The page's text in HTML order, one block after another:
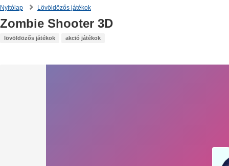
Nyitólap Lövöldözős játékok
Zombie Shooter 3D
lövöldözős játékok akció játékok